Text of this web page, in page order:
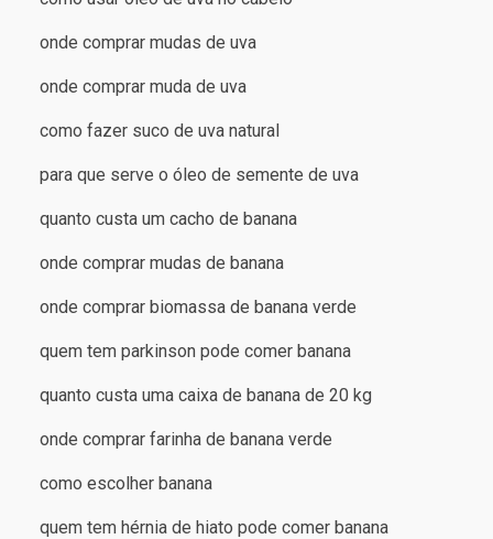
onde comprar mudas de uva
onde comprar muda de uva
como fazer suco de uva natural
para que serve o óleo de semente de uva
quanto custa um cacho de banana
onde comprar mudas de banana
onde comprar biomassa de banana verde
quem tem parkinson pode comer banana
quanto custa uma caixa de banana de 20 kg
onde comprar farinha de banana verde
como escolher banana
quem tem hérnia de hiato pode comer banana